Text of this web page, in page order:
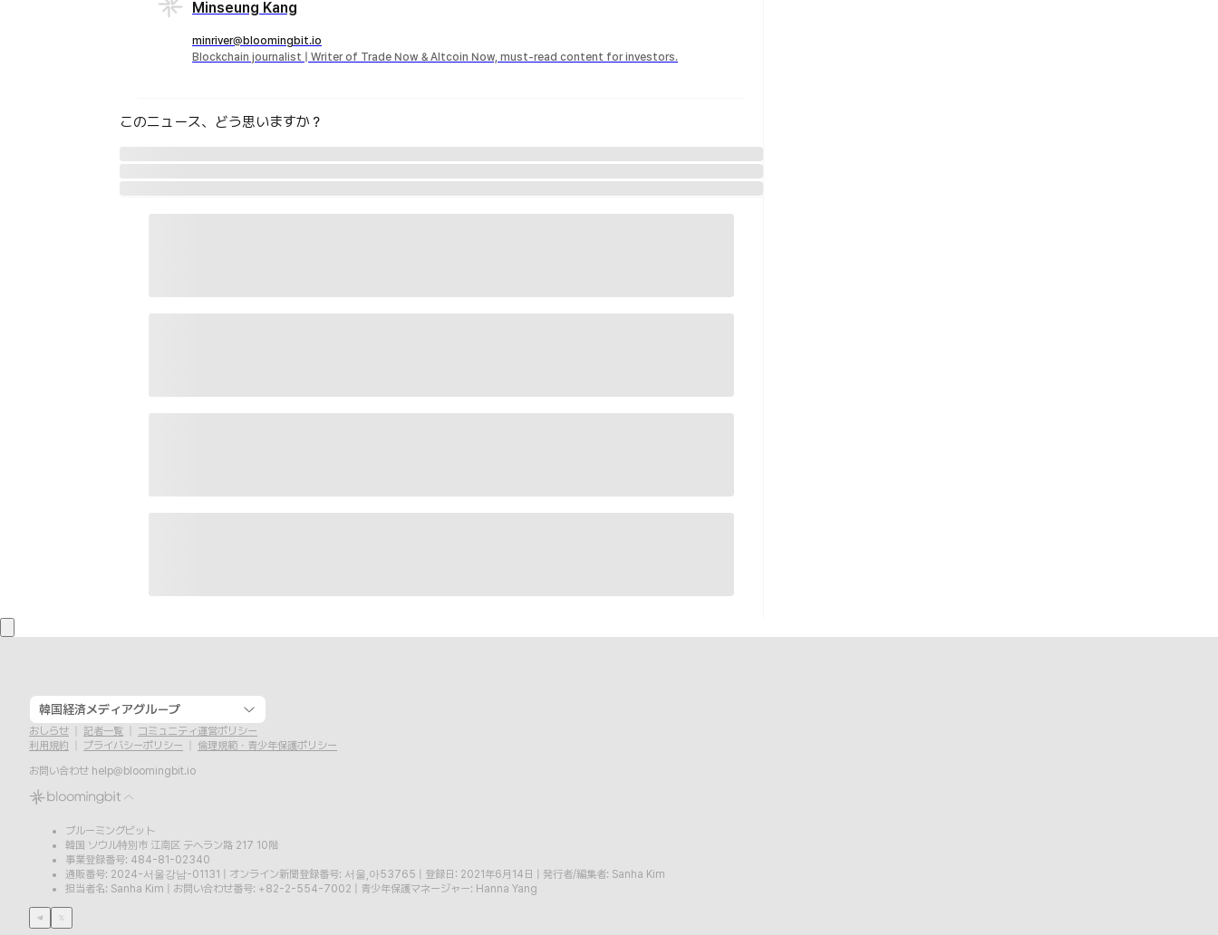
Minseung Kang
minriver@bloomingbit.io
Blockchain journalist | Writer of Trade Now & Altcoin Now, must-read content for investors.
このニュース、どう思いますか？
韓国経済メディアグループ
おしらせ 記者一覧
コミュニティ運営ポリシー
利用規約
プライバシーポリシー
倫理規範・青少年保護ポリシー
お問い合わせ help@bloomingbit.io
ブルーミングビット
韓国 ソウル特別市 江南区 テヘラン路 217 10階
事業登録番号: 484-81-02340
通販番号: 2024-서울강남-01131
オンライン新聞登録番号: 서울,아53765 登録日: 2021年6月14日
発行者/編集者: Sanha Kim
担当者名: Sanha Kim
お問い合わせ番号: +82-2-554-7002 青少年保護マネージャー: Hanna Yang